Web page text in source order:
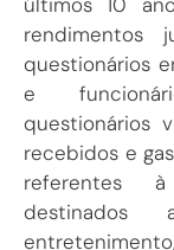
rendimentos
questionários
e
questionários
recebidos e
referentes
destinados